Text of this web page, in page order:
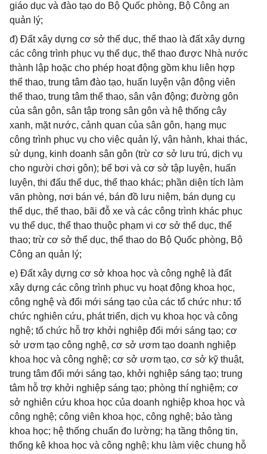
giáo dục và đào tạo do Bộ Quốc phòng, Bộ Công an
quản lý;
đ) Đất xây dựng cơ sở thể dục, thể thao là đất xây dựng
các công trình phục vụ thể dục, thể thao được Nhà nước
thành lập hoặc cho phép hoạt động gồm khu liên hợp
thể thao, trung tâm đào tạo, huấn luyện vận động viên
thể thao, trung tâm thể thao, sân vận động; đường gôn
của sân gôn, sân tập trong sân gôn và hệ thống cây
xanh, mặt nước, cảnh quan của sân gôn, hạng mục
công trình phục vụ cho việc quản lý, vận hành, khai thác,
sử dụng, kinh doanh sân gôn (trừ cơ sở lưu trú, dịch vụ
cho người chơi gôn); bể bơi và cơ sở tập luyện, huấn
luyện, thi đấu thể dục, thể thao khác; phần diện tích làm
văn phòng, nơi bán vé, bán đồ lưu niệm, bán dụng cụ
thể dục, thể thao, bãi đỗ xe và các công trình khác phục
vụ thể dục, thể thao thuộc phạm vi cơ sở thể dục, thể
thao; trừ cơ sở thể dục, thể thao do Bộ Quốc phòng, Bộ
Công an quản lý;
e) Đất xây dựng cơ sở khoa học và công nghệ là đất
xây dựng các công trình phục vụ hoạt động khoa học,
công nghệ và đổi mới sáng tạo của các tổ chức như: tổ
chức nghiên cứu, phát triển, dịch vụ khoa học và công
nghệ; tổ chức hỗ trợ khởi nghiệp đổi mới sáng tạo; cơ
sở ươm tạo công nghệ, cơ sở ươm tạo doanh nghiệp
khoa học và công nghệ; cơ sở ươm tạo, cơ sở kỹ thuật,
trung tâm đổi mới sáng tạo, khởi nghiệp sáng tạo; trung
tâm hỗ trợ khởi nghiệp sáng tạo; phòng thí nghiệm; cơ
sở nghiên cứu khoa học của doanh nghiệp khoa học và
công nghệ; công viên khoa học, công nghệ; bảo tàng
khoa học; hệ thống chuẩn đo lường; hạ tầng thông tin,
thống kê khoa học và công nghệ; khu làm việc chung hỗ